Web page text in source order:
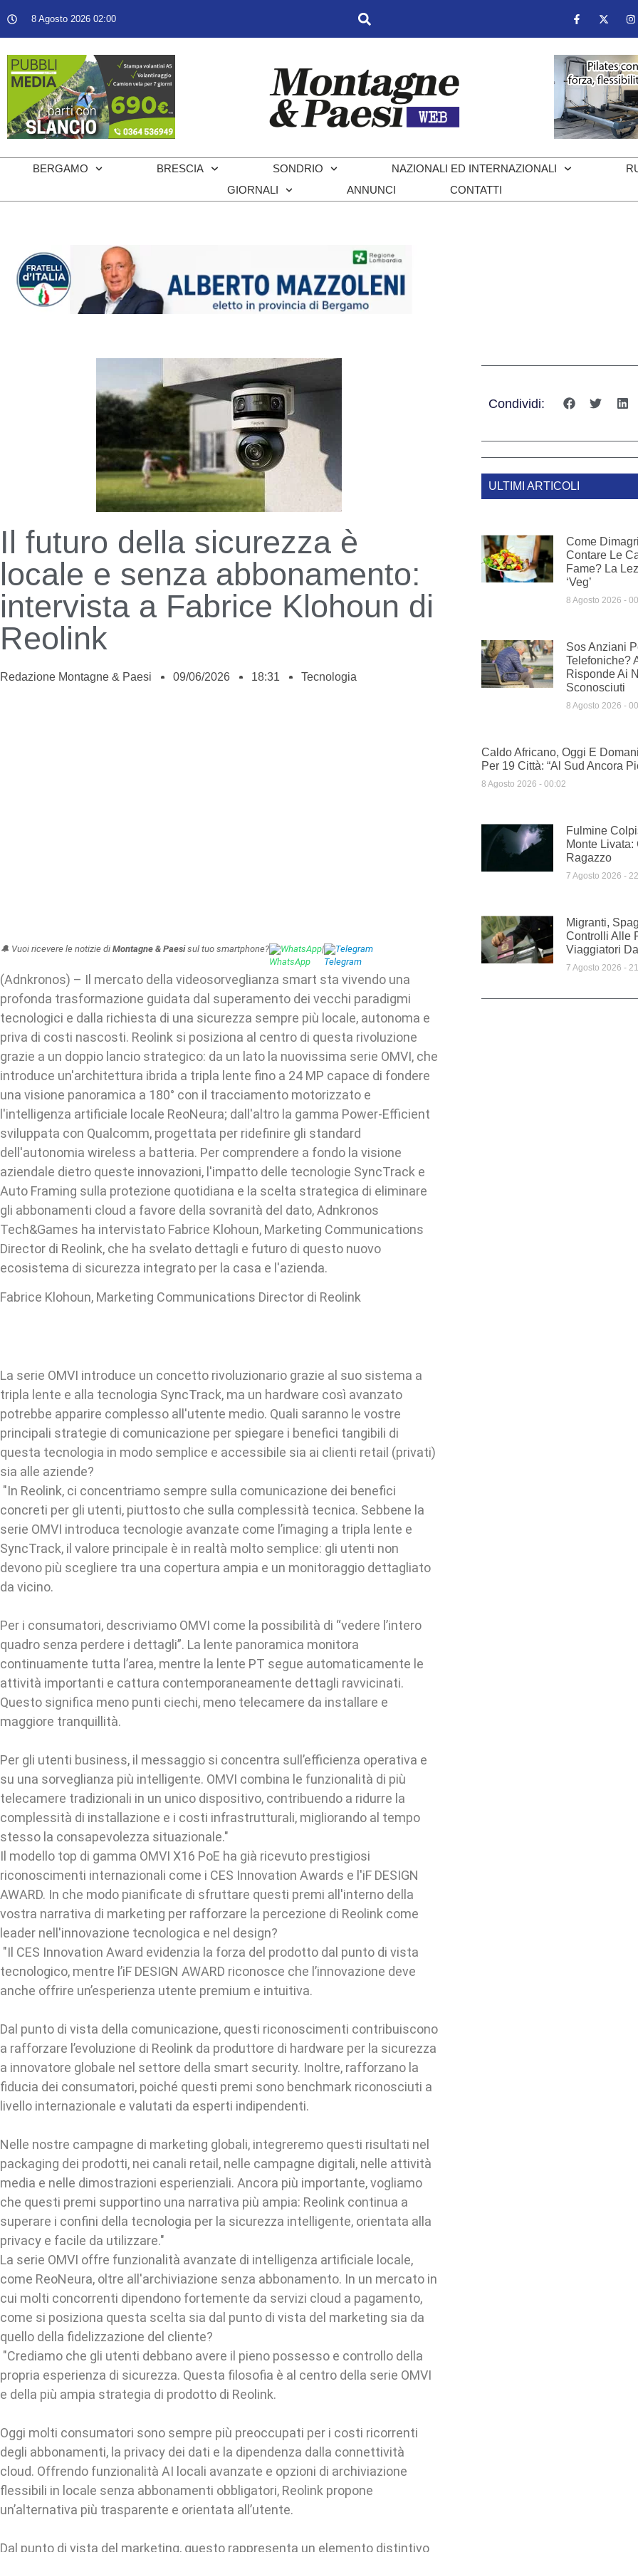
8 Agosto 2026 02:00
BERGAMO BRESCIA SONDRIO NAZIONALI ED INTERNAZIONALI
GIORNALI
ANNUNCI CONTATTI
Il futuro della sicurezza è
locale e senza abbonamento:
intervista a Fabrice Klohoun di
Reolink
Redazione Montagne & Paesi 09/06/2026 18:31 Tecnologia
🔔 Vuoi ricevere le notizie di Montagne & Paesisul tuo smartphone? WhatsApp| Telegram
(Adnkronos) – Il mercato della videosorveglianza smart sta vivendo una
profonda trasformazione guidata dal superamento dei vecchi paradigmi
tecnologici e dalla richiesta di una sicurezza sempre più locale, autonoma e
priva di costi nascosti. Reolink si posiziona al centro di questa rivoluzione
grazie a un doppio lancio strategico: da un lato la nuovissima serie OMVI, che
introduce un'architettura ibrida a tripla lente fino a 24 MP capace di fondere
una visione panoramica a 180° con il tracciamento motorizzato e
l'intelligenza artificiale locale ReoNeura; dall'altro la gamma Power-Efficient
sviluppata con Qualcomm, progettata per ridefinire gli standard
dell'autonomia wireless a batteria. Per comprendere a fondo la visione
aziendale dietro queste innovazioni, l'impatto delle tecnologie SyncTrack e
Auto Framing sulla protezione quotidiana e la scelta strategica di eliminare
gli abbonamenti cloud a favore della sovranità del dato, Adnkronos
Tech&Games ha intervistato Fabrice Klohoun, Marketing Communications
Director di Reolink, che ha svelato dettagli e futuro di questo nuovo
ecosistema di sicurezza integrato per la casa e l'azienda.
Fabrice Klohoun, Marketing Communications Director di Reolink
La serie OMVI introduce un concetto rivoluzionario grazie al suo sistema a
tripla lente e alla tecnologia SyncTrack, ma un hardware così avanzato
potrebbe apparire complesso all'utente medio. Quali saranno le vostre
principali strategie di comunicazione per spiegare i benefici tangibili di
questa tecnologia in modo semplice e accessibile sia ai clienti retail (privati)
sia alle aziende?
"In Reolink, ci concentriamo sempre sulla comunicazione dei benefici
concreti per gli utenti, piuttosto che sulla complessità tecnica. Sebbene la
serie OMVI introduca tecnologie avanzate come l’imaging a tripla lente e
SyncTrack, il valore principale è in realtà molto semplice: gli utenti non
devono più scegliere tra una copertura ampia e un monitoraggio dettagliato
da vicino.
Per i consumatori, descriviamo OMVI come la possibilità di “vedere l’intero
quadro senza perdere i dettagli”. La lente panoramica monitora
continuamente tutta l’area, mentre la lente PT segue automaticamente le
attività importanti e cattura contemporaneamente dettagli ravvicinati.
Questo significa meno punti ciechi, meno telecamere da installare e
maggiore tranquillità.
Per gli utenti business, il messaggio si concentra sull’efficienza operativa e
su una sorveglianza più intelligente. OMVI combina le funzionalità di più
telecamere tradizionali in un unico dispositivo, contribuendo a ridurre la
complessità di installazione e i costi infrastrutturali, migliorando al tempo
stesso la consapevolezza situazionale."
Il modello top di gamma OMVI X16 PoE ha già ricevuto prestigiosi
riconoscimenti internazionali come i CES Innovation Awards e l'iF DESIGN
AWARD. In che modo pianificate di sfruttare questi premi all'interno della
vostra narrativa di marketing per rafforzare la percezione di Reolink come
leader nell'innovazione tecnologica e nel design?
"Il CES Innovation Award evidenzia la forza del prodotto dal punto di vista
tecnologico, mentre l’iF DESIGN AWARD riconosce che l’innovazione deve
anche offrire un’esperienza utente premium e intuitiva.
Dal punto di vista della comunicazione, questi riconoscimenti contribuiscono
a rafforzare l’evoluzione di Reolink da produttore di hardware per la sicurezza
a innovatore globale nel settore della smart security. Inoltre, rafforzano la
fiducia dei consumatori, poiché questi premi sono benchmark riconosciuti a
livello internazionale e valutati da esperti indipendenti.
Nelle nostre campagne di marketing globali, integreremo questi risultati nel
packaging dei prodotti, nei canali retail, nelle campagne digitali, nelle attività
media e nelle dimostrazioni esperienziali. Ancora più importante, vogliamo
che questi premi supportino una narrativa più ampia: Reolink continua a
superare i confini della tecnologia per la sicurezza intelligente, orientata alla
privacy e facile da utilizzare."
La serie OMVI offre funzionalità avanzate di intelligenza artificiale locale,
come ReoNeura, oltre all'archiviazione senza abbonamento. In un mercato in
cui molti concorrenti dipendono fortemente da servizi cloud a pagamento,
come si posiziona questa scelta sia dal punto di vista del marketing sia da
quello della fidelizzazione del cliente?
"Crediamo che gli utenti debbano avere il pieno possesso e controllo della
propria esperienza di sicurezza. Questa filosofia è al centro della serie OMVI
e della più ampia strategia di prodotto di Reolink.
Oggi molti consumatori sono sempre più preoccupati per i costi ricorrenti
degli abbonamenti, la privacy dei dati e la dipendenza dalla connettività
cloud. Offrendo funzionalità AI locali avanzate e opzioni di archiviazione
flessibili in locale senza abbonamenti obbligatori, Reolink propone
un’alternativa più trasparente e orientata all’utente.
Dal punto di vista del marketing, questo rappresenta un elemento distintivo
Condividi:
ULTIMI ARTICOLI
Come
Contare Le
Fame? La
‘veg’
8 Agosto 2026
Sos Anziani
Telefoniche?
Risponde Ai
Sconosciuti
8 Agosto 2026
Caldo Africano, Oggi E
Per 19 Città: “Al Sud Ancora
8 Agosto 2026 00:02
Fulmine
Monte Livata:
Ragazzo
7 Agosto 2026
Migranti,
Controlli Alle
Viaggiatori
7 Agosto 2026